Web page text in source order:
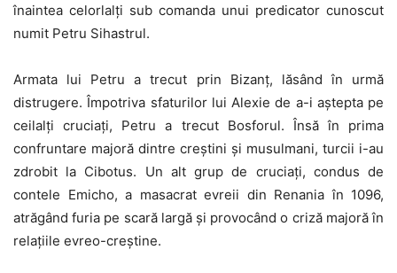
înaintea celorlalți sub comanda unui predicator cunoscut
numit Petru Sihastrul.
Armata lui Petru a trecut prin Bizanț, lăsând în urmă
distrugere. Împotriva sfaturilor lui Alexie de a-i aștepta pe
ceilalți cruciați, Petru a trecut Bosforul. Însă în prima
confruntare majoră dintre creștini și musulmani, turcii i-au
zdrobit la Cibotus. Un alt grup de cruciați, condus de
contele Emicho, a masacrat evreii din Renania în 1096,
atrăgând furia pe scară largă și provocând o criză majoră în
relațiile evreo-creștine.